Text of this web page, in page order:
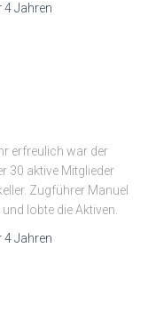
4 Jahren
erfreulich war der
30 aktive Mitglieder
Zugführer Manuel
lobte die Aktiven.
4 Jahren